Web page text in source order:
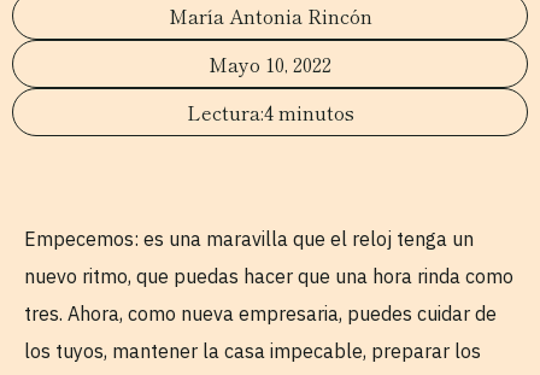
María Antonia Rincón
Mayo 10, 2022
4 minutos
Empecemos: es una maravilla que el reloj tenga un
nuevo ritmo, que puedas hacer que una hora rinda como
tres. Ahora, como nueva empresaria, puedes cuidar de
los tuyos, mantener la casa impecable, preparar los